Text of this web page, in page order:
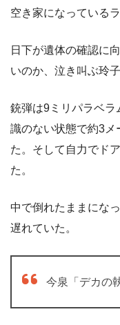
空き家になっている
日下が遺体の確認に
いのか、泣き叫ぶ玲
銃弾は9ミリパラベ
識のない状態で約3メ
た。そして自力でド
た。
中で倒れたままにな
遅れていた。
今泉「デカの